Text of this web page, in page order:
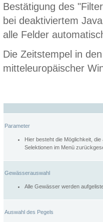
Bestätigung des
bei deaktiviertem
alle Felder
Die Zeitstempel in
mitteleuropäischer
Parameter
Hier besteht die Möglichkeit,
Selektionen im Menü
Gewässerauswahl
Alle Gewässer werden
Auswahl des Pegels